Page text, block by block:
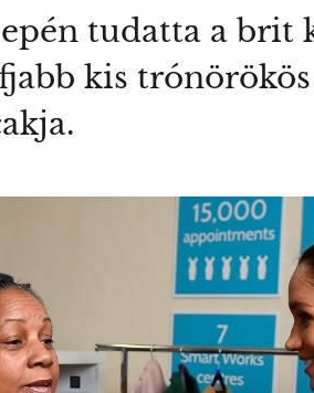
tudatta a brit
kis